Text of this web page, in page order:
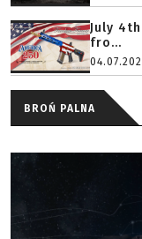
July
fro...
BROŃ PALNA